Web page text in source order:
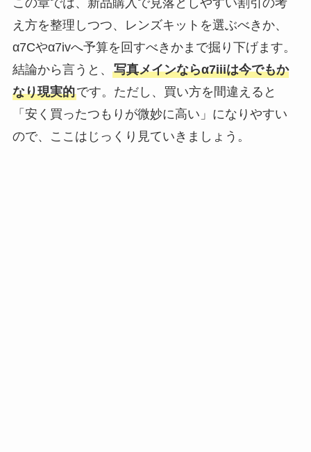
え方を整理しつつ、レンズキットを選ぶべきか、
α7Cやα7ivへ予算を回すべきかまで掘り下げます。
結論から言うと、 写真メインならα7iiiは今でもか
なり現実的です。ただし、買い方を間違えると
「安く買ったつもりが微妙に高い」になりやすい
ので、ここはじっくり見ていきましょう。